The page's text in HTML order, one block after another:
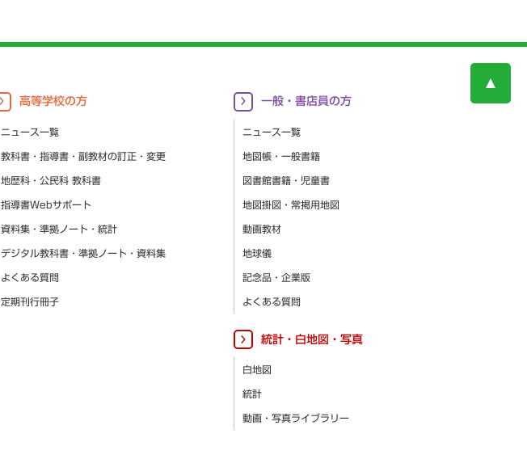
高等学校の方
ニュース一覧
教科書・指導書・副教材の訂正・変更
地歴科・公民科 教科書
指導書Webサポート
資料集・準拠ノート・統計
デジタル教科書・準拠ノート・資料集
よくある質問
定期刊行冊子
一般・書店員の方
ニュース一覧
地図帳・一般書籍
図書館書籍・児童書
地図掛図・常掲用地図
動画教材
地球儀
記念品・企業版
よくある質問
統計・白地図・写真
白地図
統計
動画・写真ライブラリー